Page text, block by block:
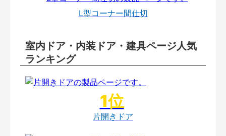
L型コーナー間仕切
室内ドア・内装ドア・建具ページ人気
ランキング
片開きドア